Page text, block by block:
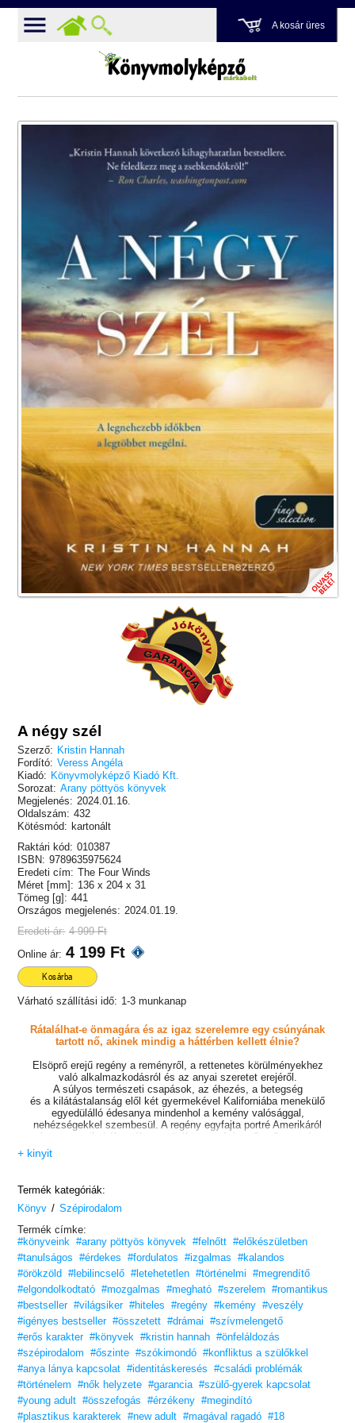
A kosár üres
A négy szél
Szerző: Kristin Hannah
Fordító: Veress Angéla
Kiadó: Könyvmolyképző Kiadó Kft.
Sorozat: Arany pöttyös könyvek
Megjelenés: 2024.01.16.
Oldalszám: 432
Kötésmód: kartonált
Raktári kód: 010387
ISBN: 9789635975624
Eredeti cím: The Four Winds
Méret [mm]: 136 x 204 x 31
Tömeg [g]: 441
Országos megjelenés: 2024.01.19.
Eredeti ár: 4 999 Ft
Online ár: 4 199 Ft
Kosárba
Várható szállítási idő: 1-3 munkanap
Rátalálhat-e önmagára és az igaz szerelemre egy csúnyának
tartott nő, akinek mindig a háttérben kellett élnie?
Elsöprő erejű regény a reményről, a rettenetes körülményekhez
való alkalmazkodásról és az anyai szeretet erejéről.
A súlyos természeti csapások, az éhezés, a betegség
és a kilátástalanság elől két gyermekével Kaliforniába menekülő
egyedülálló édesanya mindenhol a kemény valósággal,
nehézségekkel szembesül. A regény egyfajta portré Amerikáról
és az amerikai álomról, egy törékeny, mégis erős nő szemén
akinek a bátorsága és az áldozathozatala ma is példaértékű lehet.
A legnehezebb időkben a legtöbbet megélni.
„A négy szél
a nehézségekről és a szerelemről, ami valószínűleg
filmadaptációhoz vezet.”
– Eliot Schrefer, usatoday.com
„Kétségtelenül szívszorító, ugyanakkor lenyűgöző és olyan
gyönyörűen megírt mű, hogy még egy ideig biztosan magammal
viszem
a szívemben Elsa Martinellit. Ne hagyja ki!”
– Maureen, goodreads.com
A négy szél hazájában megjelenésekor azonnal
első helyre került aNew York Times , a Wall Street Journal
a USATodayés az Indie Bookstorebestsellerlistáján.
Mélyedj el! Kapcsolj ki! Légy jelen!
+ kinyit
Termék kategóriák:
Könyv / Szépirodalom
Termék címke:
#könyveink #arany pöttyös könyvek #felnőtt #előkészületben
#tanulságos
#érdekes #fordulatos #izgalmas
#kalandos
#örökzöld
#lebilincselő #letehetetlen #történelmi
#megrendítő
#elgondolkodtató #mozgalmas #megható #szerelem
#romantikus
#bestseller #világsiker #hiteles #regény #kemény #veszély
#igényes bestseller #összetett #drámai
#szívmelengető
#erős karakter #könyvek #kristin hannah #önfeláldozás
#szépirodalom
#őszinte #szókimondó #konfliktus a szülőkkel
#anya lánya kapcsolat #identitáskeresés
#családi problémák
#történelem
#nők helyzete #garancia #szülő-gyerek kapcsolat
#young adult #összefogás #érzékeny #megindító
#plasztikus karakterek #new adult #magával ragadó #18